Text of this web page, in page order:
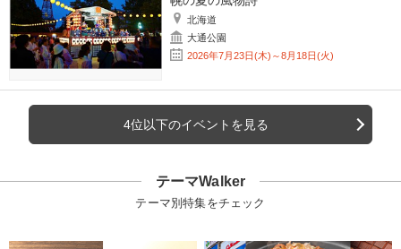
北海道
大通公園
2026年7月23日(木)～8月18日(火)
4位以下のイベントを見る
テーマWalker
テーマ別特集をチェック